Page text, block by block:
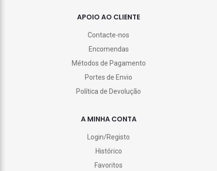
APOIO AO CLIENTE
Contacte-nos
Encomendas
Métodos de Pagamento
Portes de Envio
Política de Devolução
A MINHA CONTA
Login/Registo
Histórico
Favoritos